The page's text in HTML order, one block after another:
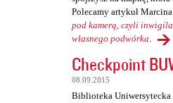
Polecamy artykuł
pod kamerą, czyli
własnego podwórka.
Checkpoint
08.09.2015
Biblioteka Uniwersytecka